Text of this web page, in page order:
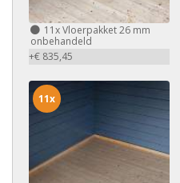
11xVloerpakket 26 mm
onbehandeld
+€ 835,45
11x